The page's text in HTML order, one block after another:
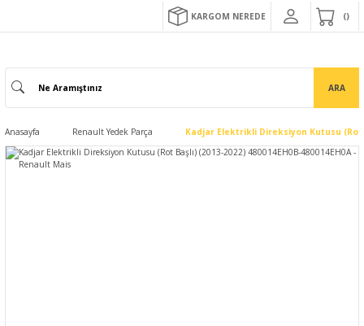
KARGOM NEREDE
ARA
Anasayfa Renault Yedek Parça Kadjar Elektrikli Direksiyon Kutusu (Rot